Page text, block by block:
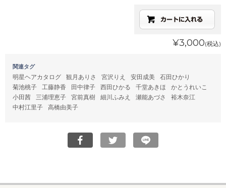
¥3,000(税込)
関連タグ
明星ヘアカタログ 観月ありさ 宮沢りえ 安田成美
石田ひかり
菊池桃子
工藤静香 田中律子 西田ひかる 千堂あきほ
かとうれいこ
小田茜
三浦理恵子 宮前真樹 細川ふみえ 瀬能あづさ
裕木奈江
中村江里子
高橋由美子